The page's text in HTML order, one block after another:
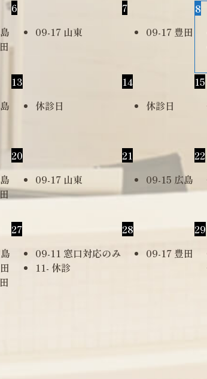
6
09-17 山東
7
09-17 豊田
8
13
休診日
14
休診日
15
20
09-17 山東
21
09-15 広島
22
27
09-11 窓口対応のみ
11- 休診
28
09-17 豊田
29